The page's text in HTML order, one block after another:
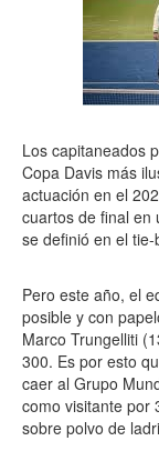
Los capitaneados
Copa Davis más
actuación en el
cuartos de final en
se definió en el
Pero este año, el
posible y con
Marco Trungelliti
300. Es por esto
caer al Grupo
como visitante por
sobre polvo de